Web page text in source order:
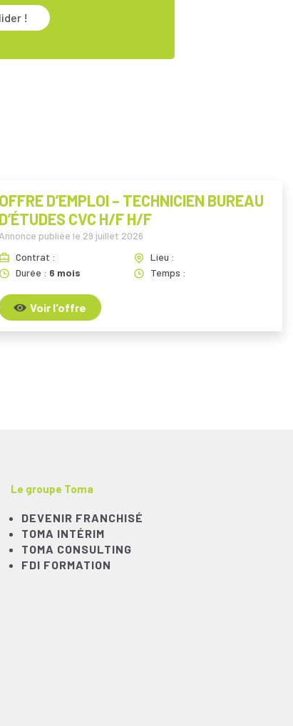
!
OFFRE D’EMPLOI – TECHNICIEN BUREAU
D’ÉTUDES CVC H/F H/F
publiée le 29 juillet 2026
Contrat :
Lieu :
Durée : 6 mois Temps :
Voir l'offre
Le groupe Toma
DEVENIR FRANCHISÉ
TOMA INTÉRIM
TOMA CONSULTING
FDI FORMATION